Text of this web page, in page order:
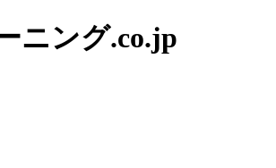
ニング.co.jp